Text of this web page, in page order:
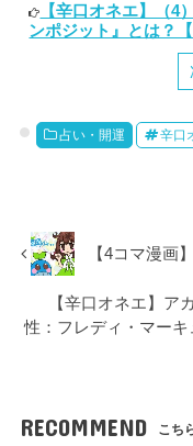
【辛口オネエ】（4
ンポジット』とは？
占い・開運 辛口
【4コマ漫画
【辛口オネエ】ア
性：フレディ・マー
RECOMMEND こち